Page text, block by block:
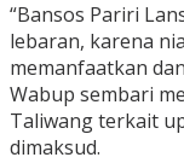
“Bansos Pariri
lebaran, karena
memanfaatkan
Wabup sembari
Taliwang terkait
dimaksud.